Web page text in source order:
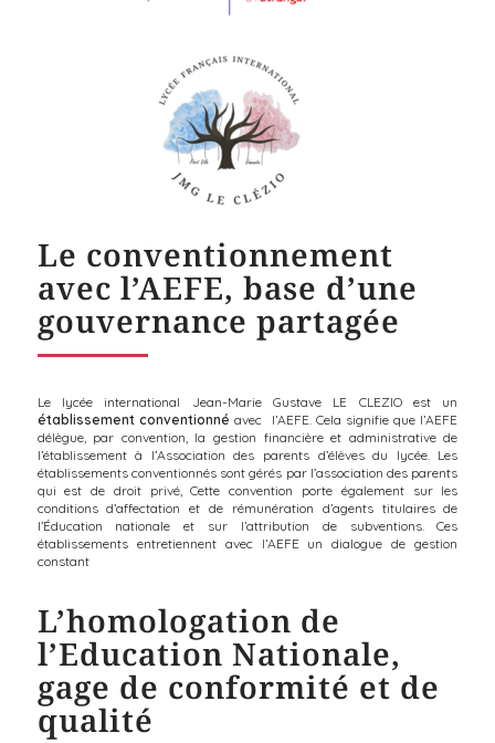
Le conventionnement
avec l’AEFE, base d’une
gouvernance partagée
Le lycée international Jean-Marie Gustave LE CLEZIO est un
établissement conventionné avec l’AEFE. Cela signifie que l’AEFE
délègue, par convention, la gestion financière et administrative de
l’établissement à l’Association des parents d’élèves du lycée. Les
établissements conventionnés sont gérés par l’association des parents
qui est de droit privé, Cette convention porte également sur les
conditions d’affectation et de rémunération d’agents titulaires de
l’Éducation nationale et sur l’attribution de subventions. Ces
établissements entretiennent avec l’AEFE un dialogue de gestion
constant
L’homologation de
l’Education Nationale,
gage de conformité et de
qualité